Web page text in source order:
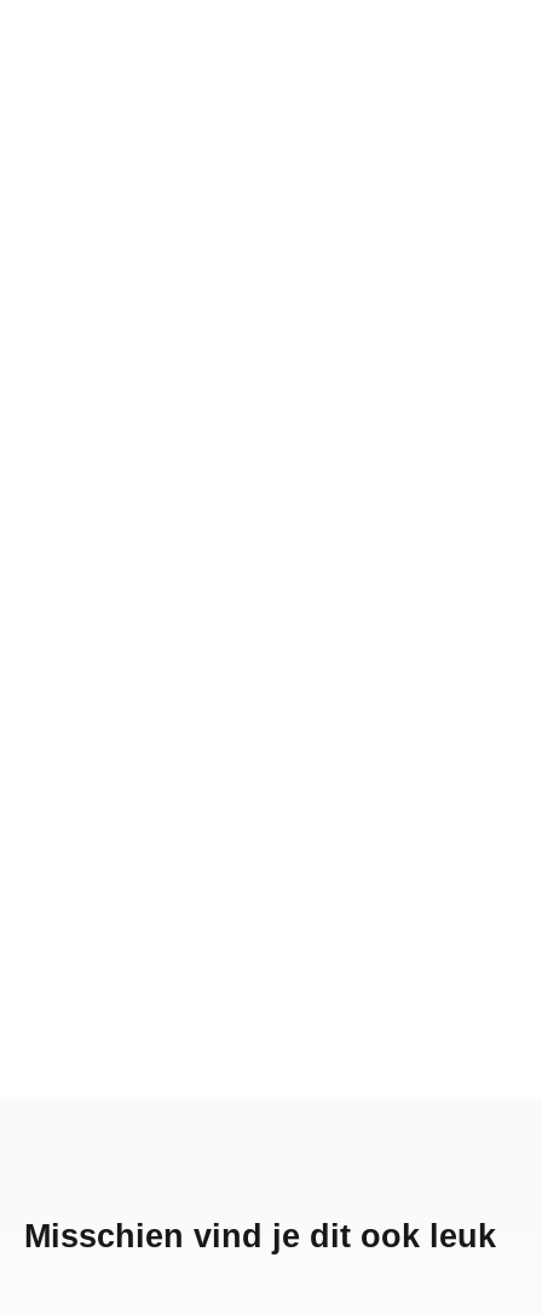
Misschien vind je dit ook leuk